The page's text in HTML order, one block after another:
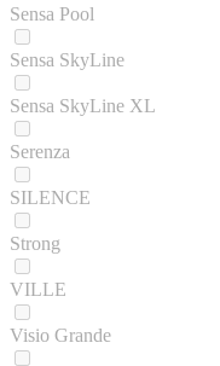
Sensa Pool
Sensa SkyLine
Sensa SkyLine XL
Serenza
SILENCE
Strong
VILLE
Visio Grande